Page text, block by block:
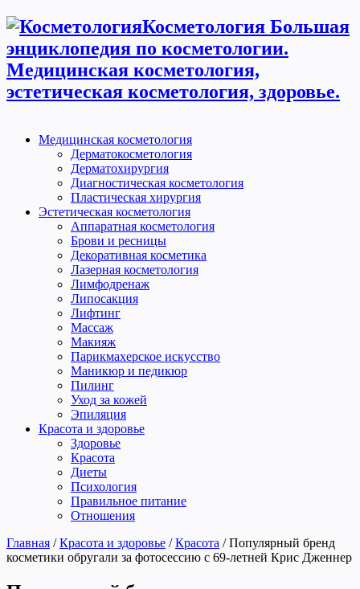
Косметология Большая
энциклопедия по косметологии.
Медицинская косметология,
эстетическая косметология, здоровье.
Медицинская косметология
Дерматокосметология
Дерматохирургия
Диагностическая косметология
Пластическая хирургия
Эстетическая косметология
Аппаратная косметология
Брови и ресницы
Декоративная косметика
Лазерная косметология
Лимфодренаж
Липосакция
Лифтинг
Массаж
Макияж
Парикмахерское искусство
Маникюр и педикюр
Пилинг
Уход за кожей
Эпиляция
Красота и здоровье
Здоровье
Красота
Диеты
Психология
Правильное питание
Отношения
Главная / Красота и здоровье / Красота / Популярный бренд
косметики обругали за фотосессию с 69-летней Крис Дженнер